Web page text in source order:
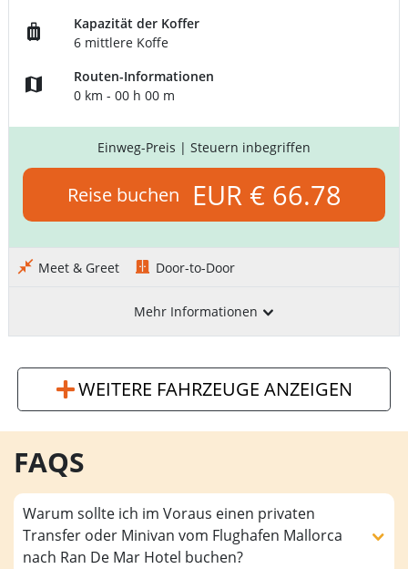
Kapazität der Koffer
6 mittlere Koffe
Routen-Informationen
0 km - 00 h 00 m
Einweg-Preis | Steuern inbegriffen
Reise buchen EUR € 66.78
Meet & Greet Door-to-Door
Mehr Informationen
WEITERE FAHRZEUGE ANZEIGEN
FAQS
Warum sollte ich im Voraus einen privaten
Transfer oder Minivan vom Flughafen Mallorca
nach Ran De Mar Hotel buchen?